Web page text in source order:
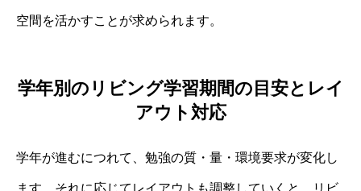
空間を活かすことが求められます。
学年別のリビング学習期間の目安とレイ
アウト対応
学年が進むにつれて、勉強の質・量・環境要求が変化し